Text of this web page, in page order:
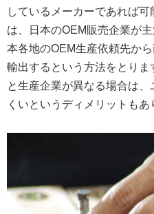
しているメーカーであれば
は、日本のOEM販売企業が
本各地のOEM生産依頼先か
輸出するという方法をとり
と生産企業が異なる場合は
くいというディメリットもあ